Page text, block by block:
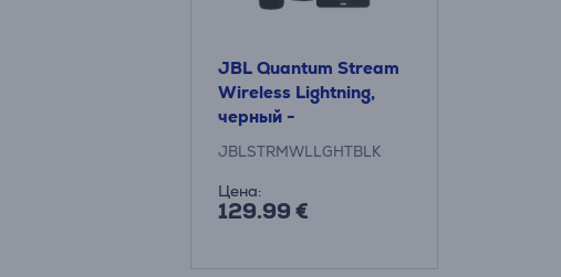
JBL Quantum Stream
Wireless Lightning,
черный -
Беспроводной
JBLSTRMWLLGHTBLK
Цена:
129.99 €